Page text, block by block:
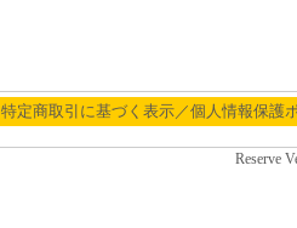
特定商取引に基づく表示／個人情報保護
Reserve